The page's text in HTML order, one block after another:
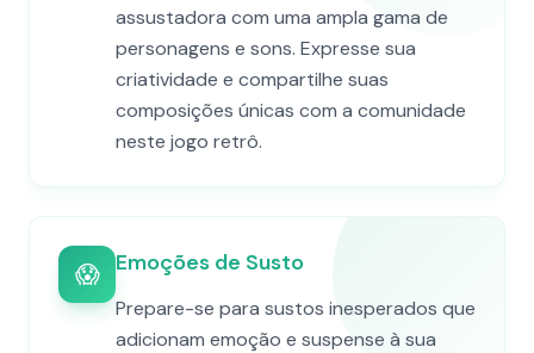
assustadora com uma ampla gama de
personagens e sons. Expresse sua
criatividade e compartilhe suas
composições únicas com a comunidade
neste jogo retrô.
😱 Emoções de Susto
Prepare-se para sustos inesperados que
adicionam emoção e suspense à sua